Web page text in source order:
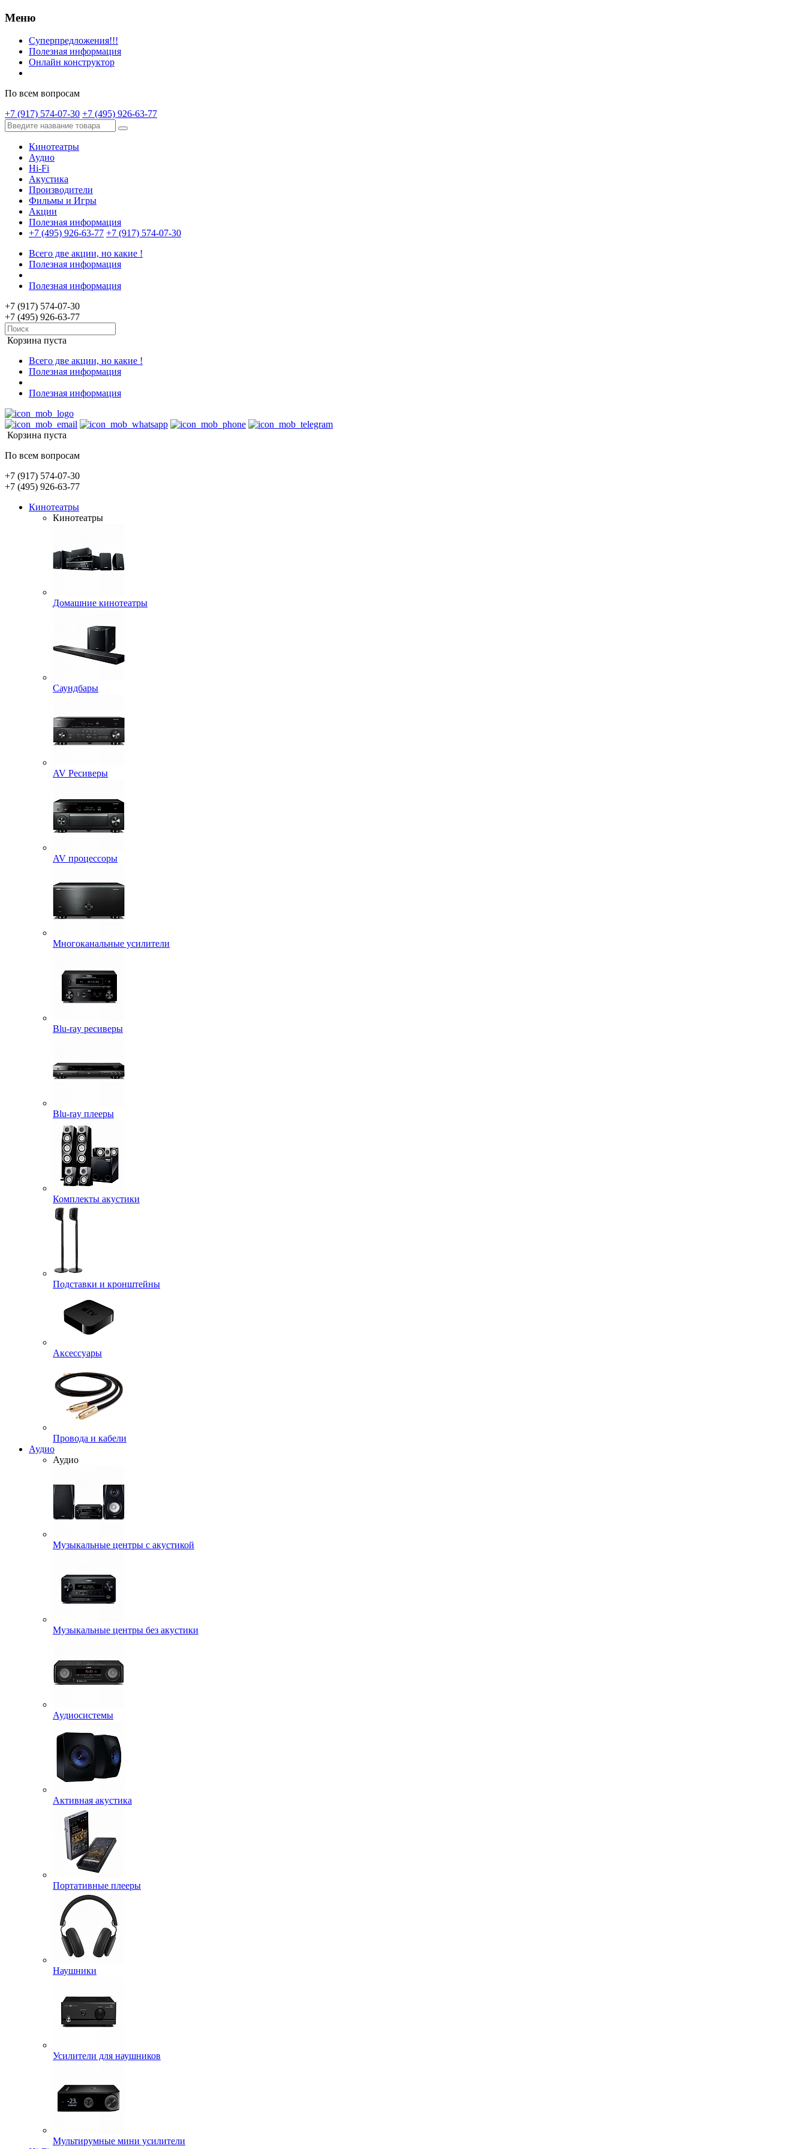
Меню
Суперпредложения!!!
Полезная информация
Онлайн конструктор
По всем вопросам
+7 (917) 574-07-30 +7 (495) 926-63-77
Кинотеатры
Аудио
Hi-Fi
Акустика
Производители
Фильмы и Игры
Акции
Полезная информация
+7 (495) 926-63-77 +7 (917) 574-07-30
Всего две акции, но какие !
Полезная информация
Полезная информация
+7 (917) 574-07-30
+7 (495) 926-63-77
Корзина пуста
Всего две акции, но какие !
Полезная информация
Полезная информация
Корзина пуста
По всем вопросам
+7 (917) 574-07-30
+7 (495) 926-63-77
Кинотеатры
Кинотеатры
Домашние кинотеатры
Саундбары
AV Ресиверы
AV процессоры
Многоканальные усилители
Blu-ray ресиверы
Blu-ray плееры
Комплекты акустики
Подставки и кронштейны
Аксессуары
Провода и кабели
Аудио
Аудио
Музыкальные центры с акустикой
Музыкальные центры без акустики
Аудиосистемы
Активная акустика
Портативные плееры
Наушники
Усилители для наушников
Мультирумные мини усилители